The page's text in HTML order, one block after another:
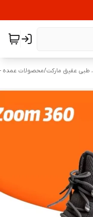
طبی عقیق مارکت/محصولات عمده